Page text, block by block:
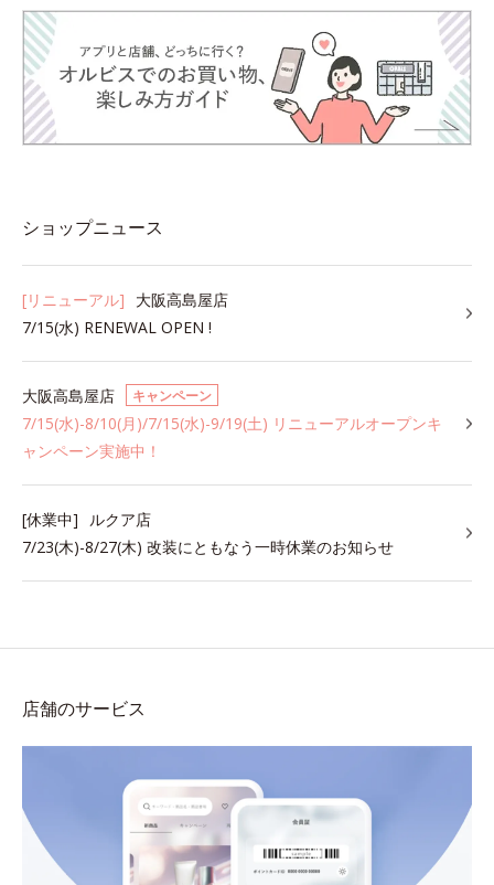
ショップニュース
[リニューアル]
大阪高島屋店
7/15(水) RENEWAL OPEN !
大阪高島屋店 キャンペーン
7/15(水)-8/10(月)/7/15(水)-9/19(土) リニューアルオープンキ
ャンペーン実施中！
[休業中]
ルクア店
7/23(木)-8/27(木) 改装にともなう一時休業のお知らせ
店舗のサービス